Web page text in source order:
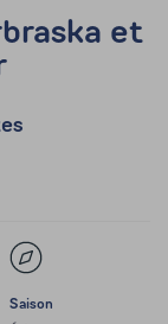
et
Saison